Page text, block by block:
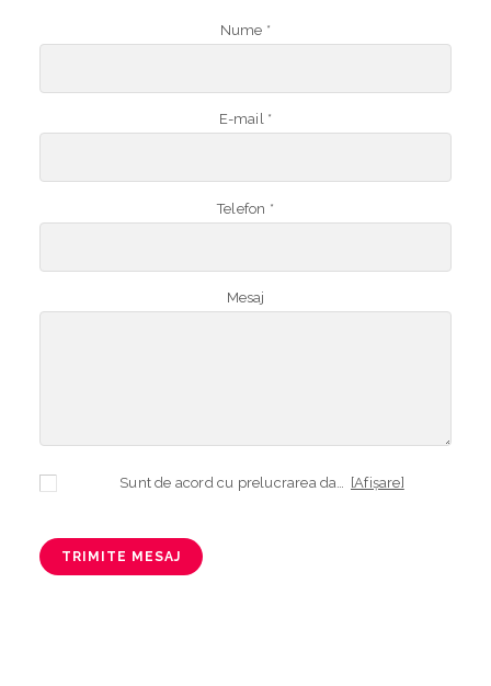
Nume *
E-mail *
Telefon *
Mesaj
[Afișare]
TRIMITE MESAJ